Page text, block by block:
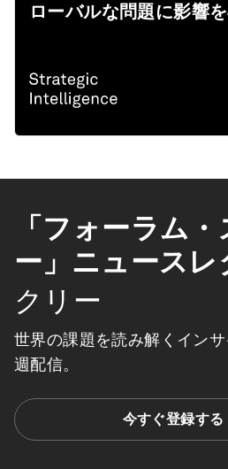
ローバルな問題に影響
「フォーラム
ー」ニュースレ
クリー
世界の課題を読み解くイン
週配信。
今すぐ登録する